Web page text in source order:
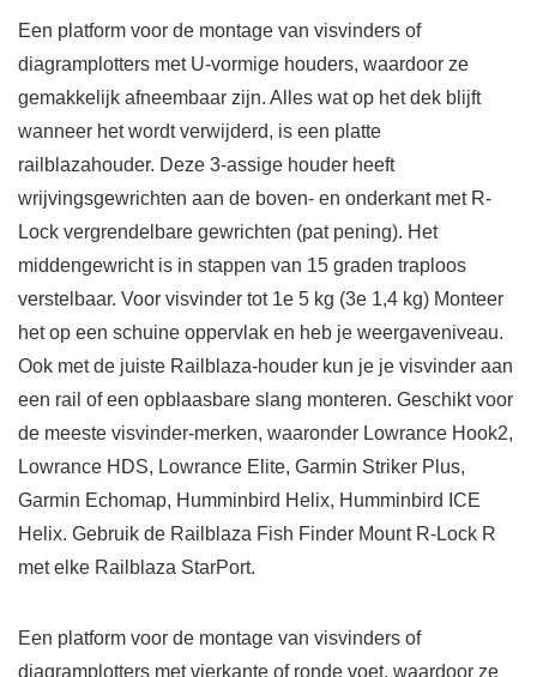
Een platform voor de montage van visvinders of
diagramplotters met U-vormige houders, waardoor ze
gemakkelijk afneembaar zijn. Alles wat op het dek blijft
wanneer het wordt verwijderd, is een platte
railblazahouder. Deze 3-assige houder heeft
wrijvingsgewrichten aan de boven- en onderkant met R-
Lock vergrendelbare gewrichten (pat pening). Het
middengewricht is in stappen van 15 graden traploos
verstelbaar. Voor visvinder tot 1e 5 kg (3e 1,4 kg) Monteer
het op een schuine oppervlak en heb je weergaveniveau.
Ook met de juiste Railblaza-houder kun je je visvinder aan
een rail of een opblaasbare slang monteren. Geschikt voor
de meeste visvinder-merken, waaronder Lowrance Hook2,
Lowrance HDS, Lowrance Elite, Garmin Striker Plus,
Garmin Echomap, Humminbird Helix, Humminbird ICE
Helix. Gebruik de Railblaza Fish Finder Mount R-Lock R
met elke Railblaza StarPort.
Een platform voor de montage van visvinders of
diagramplotters met vierkante of ronde voet, waardoor ze